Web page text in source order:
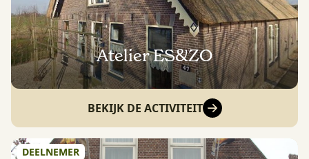
Atelier ES&ZO
BEKIJK DE ACTIVITEIT
DEELNEMER